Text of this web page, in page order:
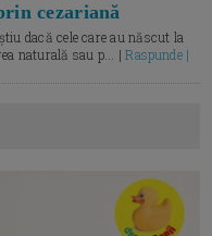
cezariană
dacă cele care au născut la
naturală sau p... |Raspunde |